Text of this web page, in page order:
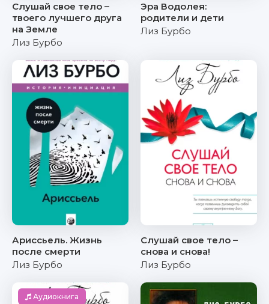
Слушай свое тело –
твоего лучшего друга
на Земле
Лиз Бурбо
Эра Водолея:
родители и дети
Лиз Бурбо
Ариссьель. Жизнь
после смерти
Лиз Бурбо
Слушай свое тело –
снова и снова!
Лиз Бурбо
Аудиокнига